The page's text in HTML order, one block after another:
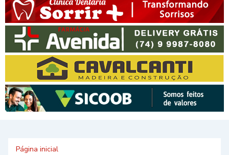
Página inicial